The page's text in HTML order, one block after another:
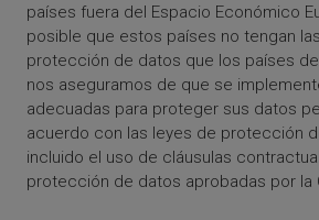
países fuera del Espacio Económico
posible que estos países no tengan
protección de datos que los países
nos aseguramos de que se
adecuadas para proteger sus datos
acuerdo con las leyes de protección
incluido el uso de cláusulas
protección de datos aprobadas por la